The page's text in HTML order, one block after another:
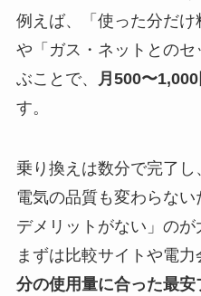
例えば、「使った分だけ
や「ガス・ネットとの
ぶことで、
月500〜
す。
乗り換えは数分で完了し
電気の品質も変わらな
デメリットがない」のが
まずは比較サイトや電力
分の使用量に合った最安